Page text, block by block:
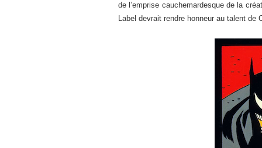
de l’emprise cauchemardesque de la
Label devrait rendre honneur au talent de